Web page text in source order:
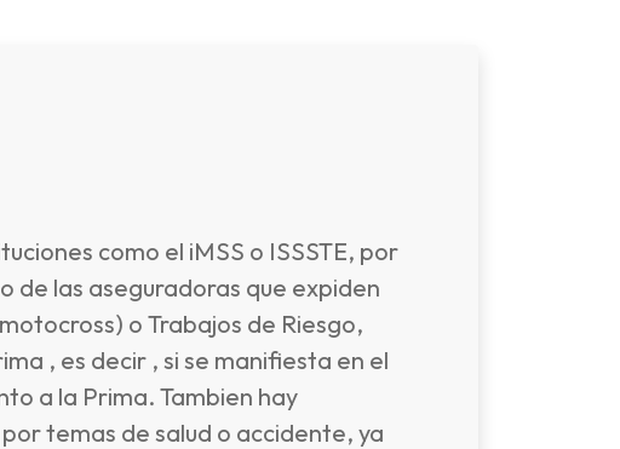
como el iMSS o ISSSTE, por
de las aseguradoras que expiden
o Trabajos de Riesgo,
, es decir , si se manifiesta en el
a la Prima. Tambien hay
temas de salud o accidente, ya